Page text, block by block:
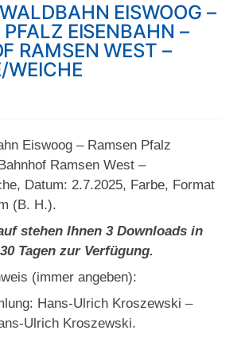
EISWOOG –
EISENBAHN –
RAMSEN WEST –
WEICHE
Eiswoog – Ramsen Pfalz
Ramsen West –
Datum: 2.7.2025, Farbe, Format
(B. H.).
stehen Ihnen 3 Downloads in
Tagen zur Verfügung.
(immer angeben):
Hans-Ulrich Kroszewski –
Ulrich Kroszewski.